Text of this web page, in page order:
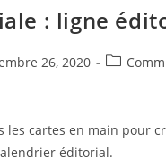
: ligne
26, 2020
Post
les cartes en main pour
éditorial.